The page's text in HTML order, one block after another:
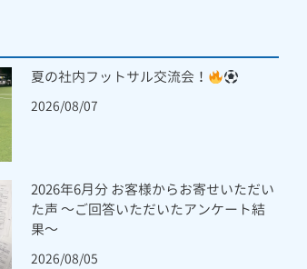
夏の社内フットサル交流会！
2026/08/07
2026年6月分 お客様からお寄せいただい
た声 ～ご回答いただいたアンケート結
果～
2026/08/05